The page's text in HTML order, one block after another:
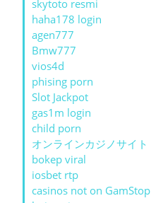
skytoto resmi
haha178 login
agen777
Bmw777
vios4d
phising porn
Slot Jackpot
gas1m login
child porn
オンラインカジノサイト
bokep viral
iosbet rtp
casinos not on GamStop